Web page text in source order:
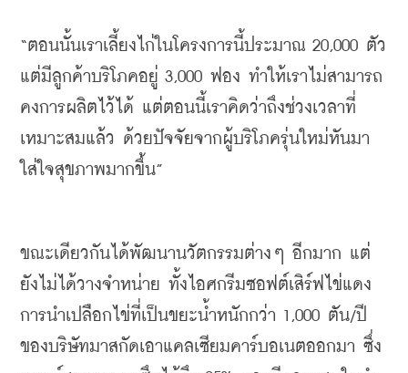
“ตอนนั้นเราเลี้ยงไก่ในโครงการนี้ประมาณ 20,000 ตัว
แต่มีลูกค้าบริโภคอยู่ 3,000 ฟอง ทำให้เราไม่สามารถ
คงการผลิตไว้ได้ แต่ตอนนี้เราคิดว่าถึงช่วงเวลาที่
เหมาะสมแล้ว
ด้วยปัจจัยจากผู้บริโภครุ่นใหม่หันมา
ใส่ใจสุขภาพมากขึ้น”
ขณะเดียวกันได้พัฒนานวัตกรรมต่างๆ อีกมาก แต่
ยังไม่ได้วางจำหน่าย ทั้งไอศกรีมซอฟต์เสิร์ฟไข่แดง
การนำเปลือกไข่ที่เป็นขยะน้ำหนักกว่า 1,000 ตัน/ปี
ของบริษัทมาสกัดเอาแคลเซียมคาร์บอเนตออกมา ซึ่ง